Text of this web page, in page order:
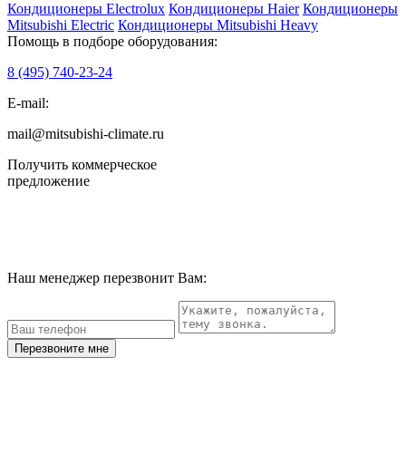
Кондиционеры Electrolux Кондиционеры Haier Кондиционеры
Mitsubishi Electric Кондиционеры Mitsubishi Heavy
Помощь в подборе оборудования:
8 (495) 740-23-24
E-mail:
mail@mitsubishi-climate.ru
Получить коммерческое
предложение
Наш менеджер перезвонит Вам:
Перезвоните мне